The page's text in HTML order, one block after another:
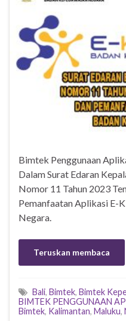
Bimtek Penggunaan
Dalam Surat Edaran
Nomor 11 Tahun 2023
Pemanfaatan Aplikasi E-
Negara.
Teruskan membaca
Bali, Bimtek, Bimtek
BIMTEK PENGGUNAAN
Bimtek, Kalimantan, Maluku,